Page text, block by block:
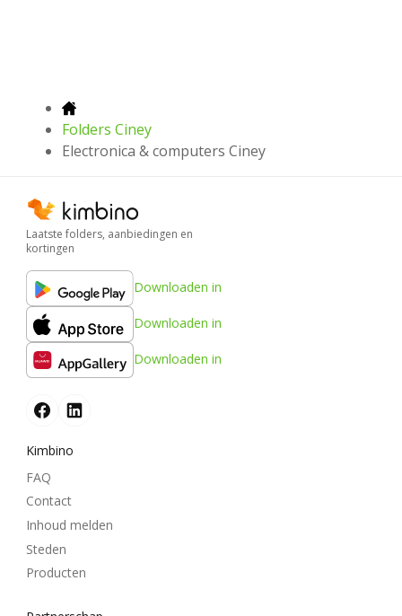
Folders Ciney
Electronica & computers Ciney
Laatste folders, aanbiedingen en
kortingen
Downloaden in
Downloaden in
Downloaden in
Kimbino
FAQ
Contact
Inhoud melden
Steden
Producten